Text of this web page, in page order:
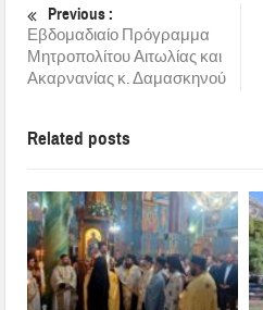
Previous :
Εβδομαδιαίο Πρόγραμμα
Μητροπολίτου Αιτωλίας και
Ακαρνανίας κ. Δαμασκηνού
Related posts